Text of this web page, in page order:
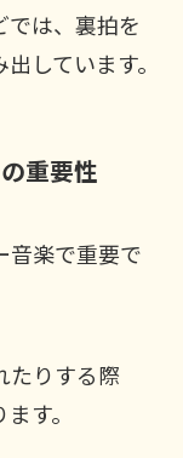
では、裏拍を
しています。
重要性
音楽で重要で
たりする際
す。